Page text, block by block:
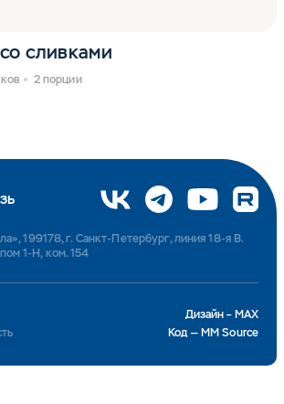
сливками
2 порции
Дизайн – MAX
Код — MM Source
199178, г. Санкт-Петербург, линия 18-я В.
1-Н, ком. 154